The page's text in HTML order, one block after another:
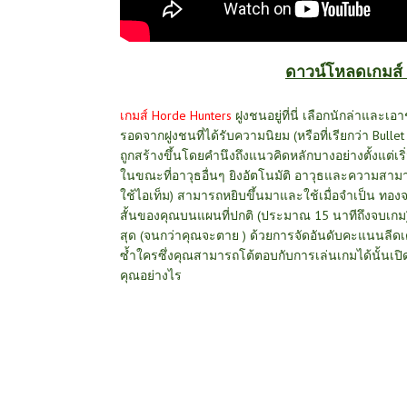
ดาวน์โหลดเกมส์
เกมส์ Horde Hunters ฝูงชนอยู่ที่นี่ เลือกนักล่าและเอ
รอดจากฝูงชนที่ได้รับความนิยม (หรือที่เรียกว่า
ถูกสร้างขึ้นโดยคำนึงถึงแนวคิดหลักบางอย่างตั้งแต่เ
ในขณะที่อาวุธอื่นๆ ยิงอัตโนมัติ อาวุธและความสา
ใช้ไอเท็ม) สามารถหยิบขึ้นมาและใช้เมื่อจำเป็น ทอง
สั้นของคุณบนแผนที่ปกติ (ประมาณ 15 นาทีถึงจบเก
สุด (จนกว่าคุณจะตาย ) ด้วยการจัดอันดับคะแนนลี
ซ้ำใครซึ่งคุณสามารถโต้ตอบกับการเล่นเกมได้นั้น
คุณอย่างไร